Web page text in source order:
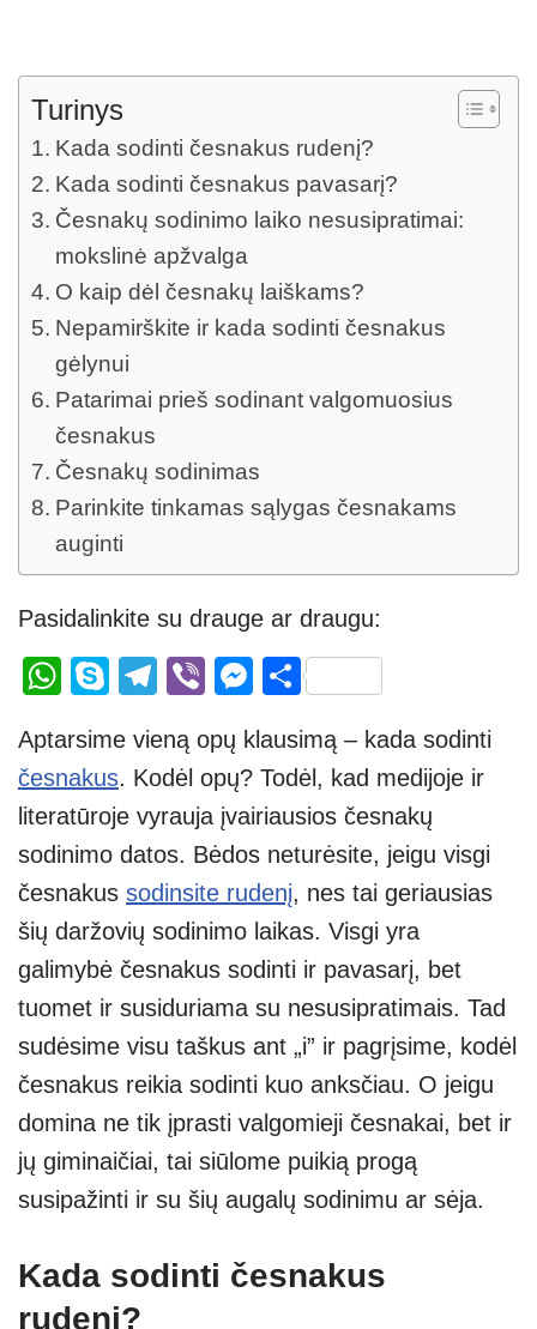
Turinys
Kada sodinti česnakus rudenį?
Kada sodinti česnakus pavasarį?
Česnakų sodinimo laiko nesusipratimai:
mokslinė apžvalga
O kaip dėl česnakų laiškams?
Nepamirškite ir kada sodinti česnakus
gėlynui
Patarimai prieš sodinant valgomuosius
česnakus
Česnakų sodinimas
Parinkite tinkamas sąlygas česnakams
auginti
Pasidalinkite su drauge ar draugu:
W
at
s
A
p
p
S
p
e
T
e
gr
a
m
Vi
er
M
ss
e
n
g
er
S
ar
e
Aptarsime vieną opų klausimą – kada sodinti
česnakus. Kodėl opų? Todėl, kad medijoje ir
literatūroje vyrauja įvairiausios česnakų
sodinimo datos. Bėdos neturėsite, jeigu visgi
česnakus sodinsite rudenį, nes tai geriausias
šių daržovių sodinimo laikas. Visgi yra
galimybė česnakus sodinti ir pavasarį, bet
tuomet ir susiduriama su nesusipratimais. Tad
sudėsime visu taškus ant „i” ir pagrįsime, kodėl
česnakus reikia sodinti kuo anksčiau. O jeigu
domina ne tik įprasti valgomieji česnakai, bet ir
jų giminaičiai, tai siūlome puikią progą
susipažinti ir su šių augalų sodinimu ar sėja.
Kada sodinti česnakus
rudenį?